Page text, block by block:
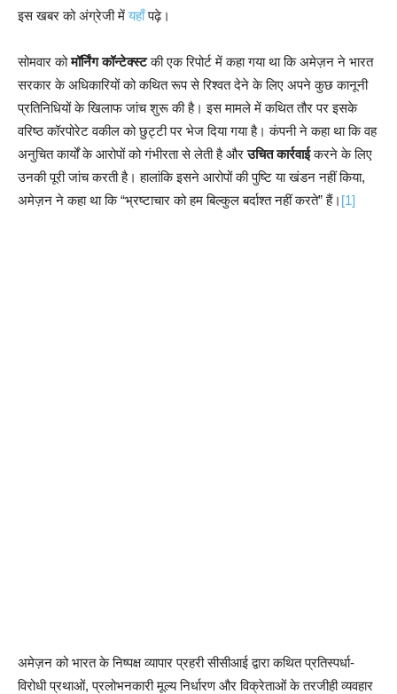
इस खबर को अंग्रेजी मेंयहाँपढ़े।
सोमवार कोमॉर्निंग कॉन्टेक्स्टकी एक रिपोर्ट में कहा गया था कि अमेज़न ने भारत
सरकार के अधिकारियों को कथित रूप से रिश्वत देने के लिए अपने कुछ कानूनी
प्रतिनिधियों के खिलाफ जांच शुरू की है। इस मामले में कथित तौर पर इसके
वरिष्ठ कॉरपोरेट वकील को छुट्टी पर भेज दिया गया है। कंपनी ने कहा था कि वह
अनुचित कार्यों के आरोपों को गंभीरता से लेती है औरउचित कार्रवाईकरने के लिए
उनकी पूरी जांच करती है। हालांकि इसने आरोपों की पुष्टि या खंडन नहीं किया,
अमेज़न ने कहा था कि “भ्रष्टाचार को हम बिल्कुल बर्दाश्त नहीं करते” हैं। [1]
अमेज़न को भारत के निष्पक्ष व्यापार प्रहरी सीसीआई द्वारा कथित प्रतिस्पर्धा-
विरोधी प्रथाओं, प्रलोभनकारी मूल्य निर्धारण और विक्रेताओं के तरजीही व्यवहार